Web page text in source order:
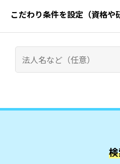
こだわり条件を設定（資格や